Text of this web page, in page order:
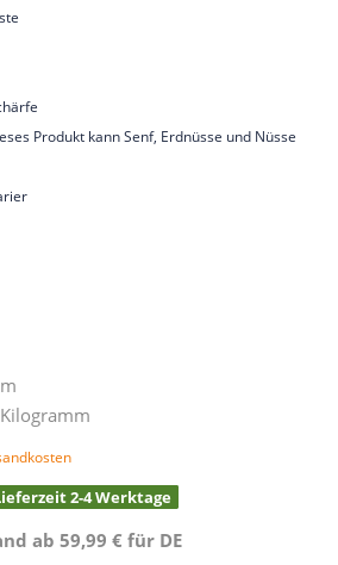
Produkt kann Senf, Erdnüsse und Nüsse
2-4 Werktage
ab 59,99 € für DE